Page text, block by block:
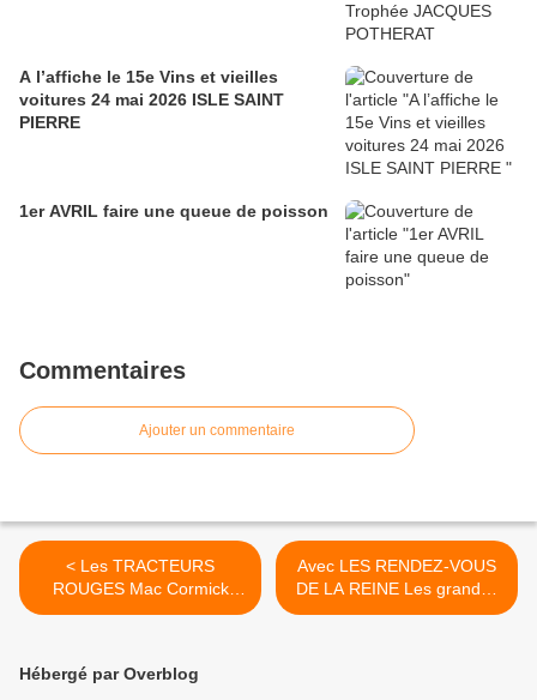
A l’affiche le 15e Vins et vieilles
voitures 24 mai 2026 ISLE SAINT
PIERRE
1er AVRIL faire une queue de poisson
Commentaires
Ajouter un commentaire
< Les TRACTEURS
ROUGES Mac Cormick
Farmall Utility 235 Diesel (
Avec LES RENDEZ-VOUS
DE LA REINE Les grandes
vacances se prolongent !!
Hébergé par Overblog